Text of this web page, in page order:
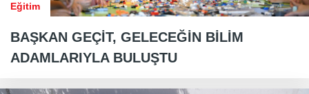
Eğitim
BAŞKAN GEÇİT, GELECEĞİN BİLİM
ADAMLARIYLA BULUŞTU